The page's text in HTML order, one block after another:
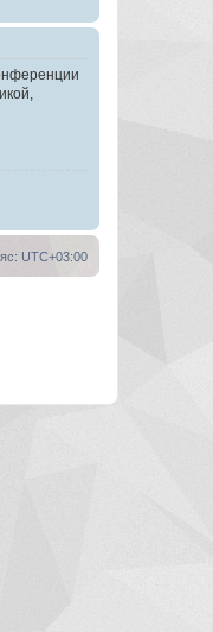
UTC+03:00